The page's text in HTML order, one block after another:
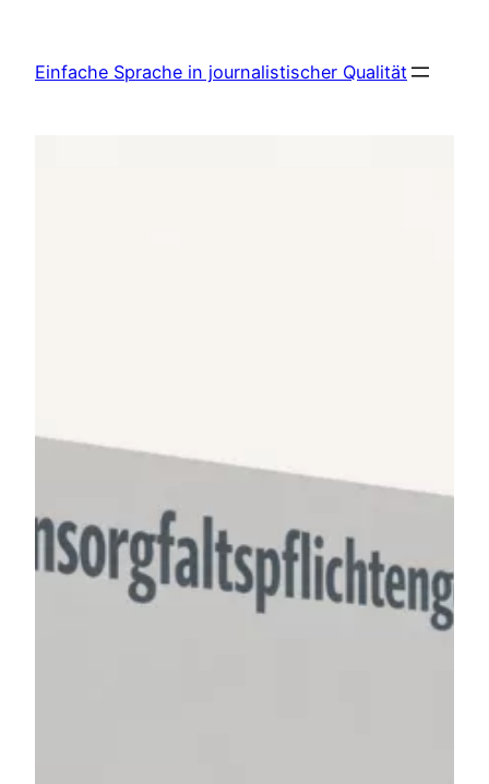
springen
Einfache Sprache in journalistischer Qualität